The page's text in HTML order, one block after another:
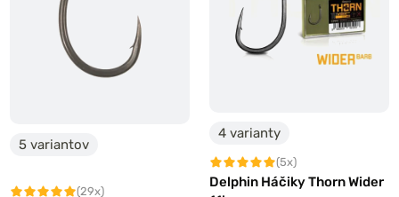
5 variantov
(29x)
4 varianty
(5x)
Delphin Háčiky Thorn Wider